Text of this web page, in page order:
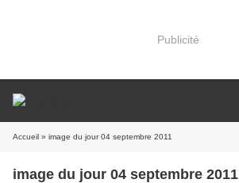
Publicité
Accueil » image du jour 04 septembre 2011
image du jour 04 septembre 2011